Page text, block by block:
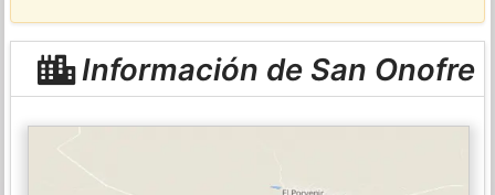
Información de San Onofre